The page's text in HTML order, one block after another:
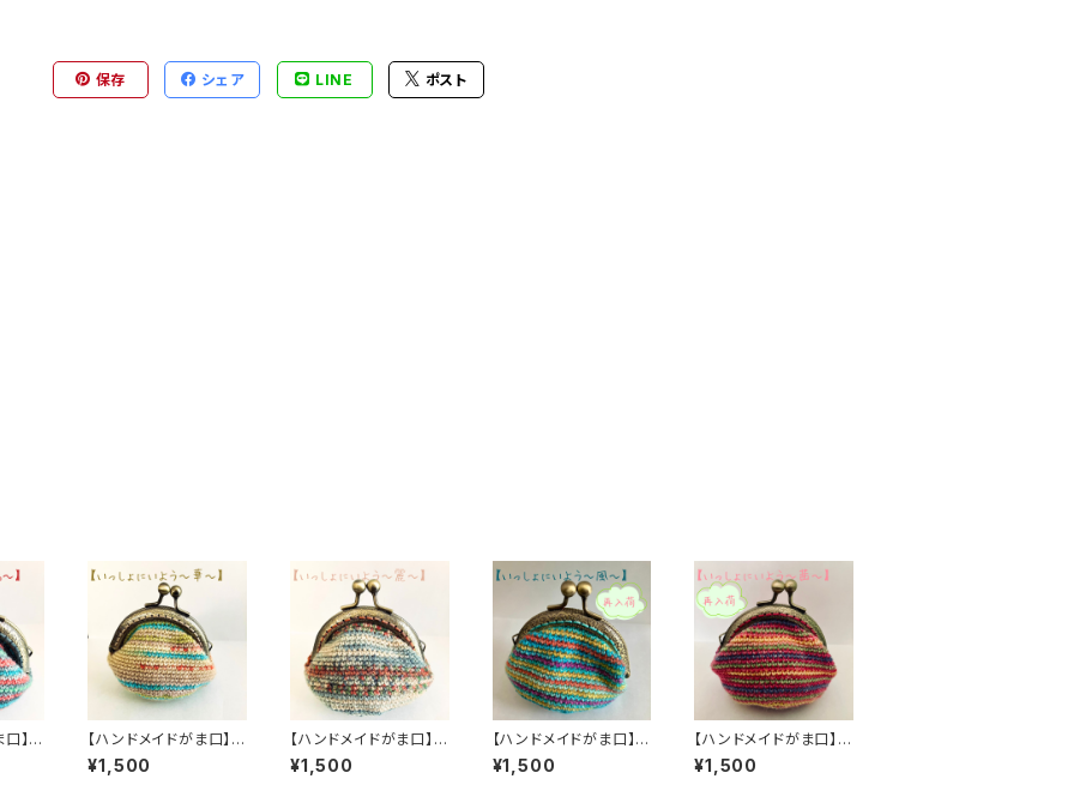
保存 シェア LINE ポスト
】い
【ハンドメイドがま口】い
っしょにいよう ～ 華 ～
【オパール毛糸】
¥1,500
【ハンドメイドがま口】い
っしょにいよう ～ 麗 ～
【オパール毛糸】
¥1,500
【ハンドメイドがま口】い
っしょにいよう ～ 風 ～
【オパール毛糸】
¥1,500
【ハンドメイドがま口】い
っしょにいよう ～ 茜 ～
【オパール毛糸】
¥1,500